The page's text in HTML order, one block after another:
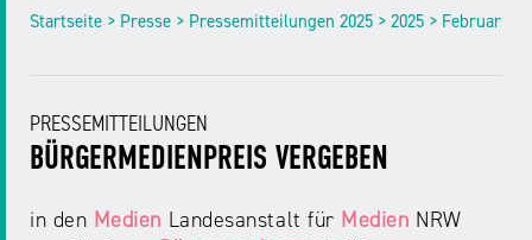
Startseite > Presse > Pressemitteilungen 2025 > 2025 > Februar
PRESSEMITTEILUNGEN
BÜRGERMEDIENPREIS VERGEBEN
in den Medien Landesanstalt für Medien NRW